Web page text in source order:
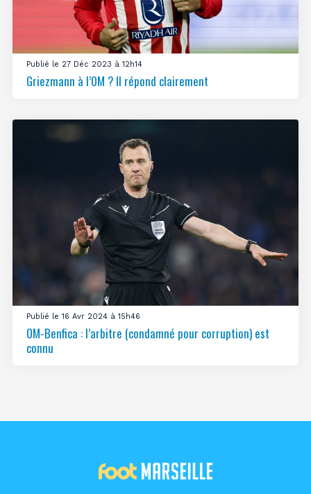
Publié le 27 Déc 2023 à 12h14
Griezmann à l’OM ? Il répond clairement
Publié le 16 Avr 2024 à 15h46
OM-Benfica : l’arbitre (condamné pour corruption) est
connu